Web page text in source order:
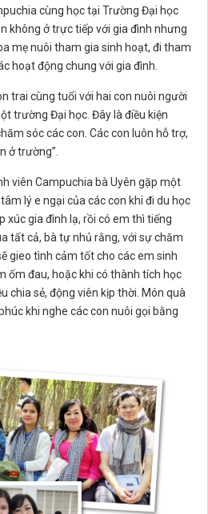
cùng học tại Trường Đại học
không ở trực tiếp với gia đình nhưng
mẹ nuôi tham gia sinh hoạt, đi tham
hoạt động chung với gia đình.
trai cùng tuổi với hai con nuôi người
trường Đại học. Đây là điều kiện
sóc các con. Các con luôn hỗ trợ,
ở trường”.
viên Campuchia bà Uyên gặp một
lý e ngại của các con khi đi du học
xúc gia đình lạ, rồi có em thì tiếng
tất cả, bà tự nhủ rằng, với sự chăm
gieo tình cảm tốt cho các em sinh
ốm đau, hoặc khi có thành tích học
chia sẻ, động viên kịp thời. Món quà
khi nghe các con nuôi gọi bằng